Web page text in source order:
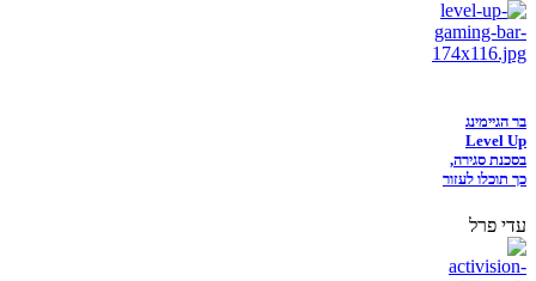
בר הגיימינג
Level Up
בסכנת סגירה,
כך תוכלו לעזור
עדי פרל